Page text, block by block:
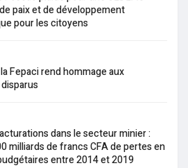
paix et de développement
pour les citoyens
Fepaci rend hommage aux
dans le secteur minier :
milliards de francs CFA de pertes en
entre 2014 et 2019